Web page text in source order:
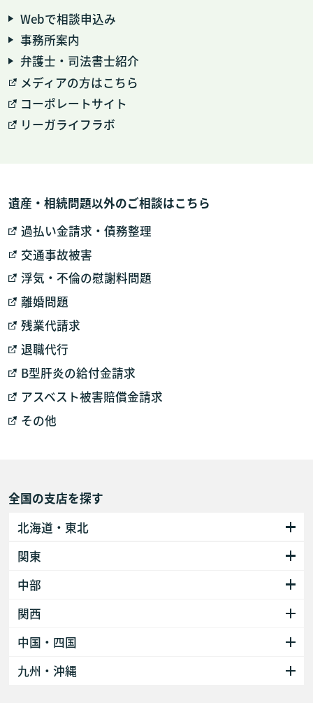
Webで相談申込み
事務所案内
弁護士・司法書士紹介
メディアの方はこちら
コーポレートサイト
リーガライフラボ
遺産・相続問題以外のご相談はこちら
過払い金請求・債務整理
交通事故被害
浮気・不倫の慰謝料問題
離婚問題
残業代請求
退職代行
B型肝炎の給付金請求
アスベスト被害賠償金請求
その他
全国の支店を探す
北海道・東北
関東
中部
関西
中国・四国
九州・沖縄